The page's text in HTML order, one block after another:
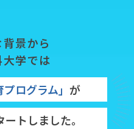
景から
学では
ログラム」 が
トしました。